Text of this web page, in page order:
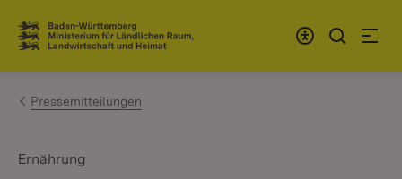
Zum Inhalt springen
Link zur Startseite
Pressemitteilungen
Ernährung